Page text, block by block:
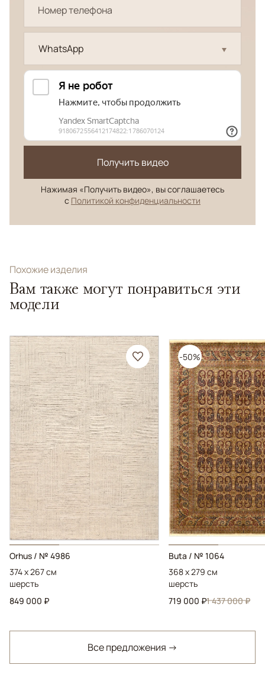
WhatsApp
Получить видео
Нажимая «Получить видео», вы соглашаетесь
с Политикой конфиденциальности
Похожие изделия
Вам также могут понравиться эти
модели
Orhus / № 4986
374 x 267 см
шерсть
849 000 ₽
-50%
Buta / № 1064
368 x 279 см
шерсть
719 000 ₽1 437 000 ₽
Все предложения →